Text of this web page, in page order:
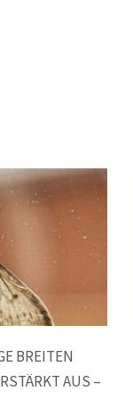
BREITEN
AUS –